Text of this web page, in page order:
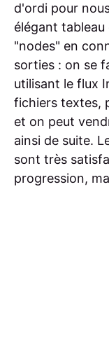
d'ordi pour
élégant
"nodes" en
sorties : on se
utilisant le flux
fichiers textes,
et on peut
ainsi de suite.
sont très
progression,